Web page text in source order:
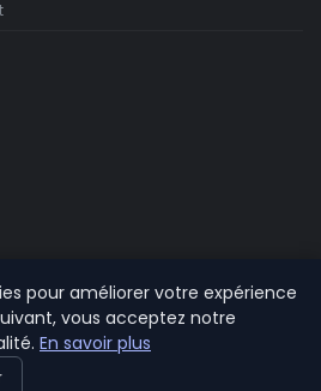
pour améliorer votre expérience
vous acceptez notre
En savoir plus